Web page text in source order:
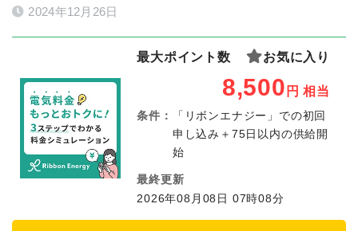
2024年12月26日
最大ポイント数 お気に入り
8,500 円 相当
条件：
「リボンエナジー」での初回
申し込み＋75日以内の供給開
始
最終更新
2026年08月08日 07時08分